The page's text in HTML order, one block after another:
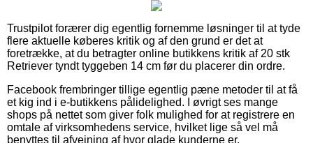
Trustpilot forærer dig egentlig fornemme løsninger til at tyde
flere aktuelle køberes kritik og af den grund er det at
foretrække, at du betragter online butikkens kritik af 20 stk
Retriever tyndt tyggeben 14 cm før du placerer din ordre.
Facebook frembringer tillige egentlig pæne metoder til at få
et kig ind i e-butikkens pålidelighed. I øvrigt ses mange
shops på nettet som giver folk mulighed for at registrere en
omtale af virksomhedens service, hvilket lige så vel må
benyttes til afvejning af hvor glade kunderne er.